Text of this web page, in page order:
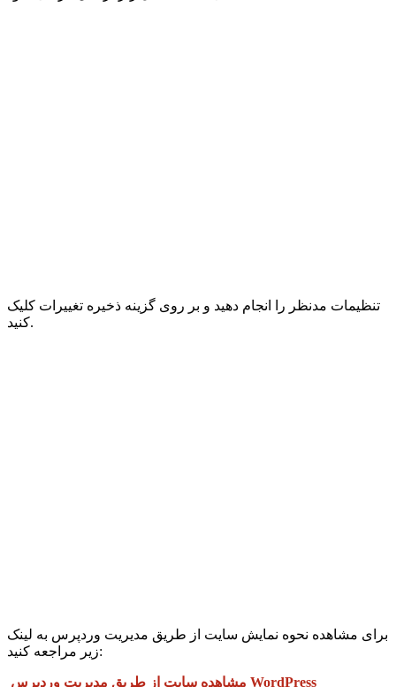
تنظیمات مدنظر را انجام دهید و بر روی گزینه ذخیره تغییرات کلیک
کنید.
برای مشاهده نحوه نمایش سایت از طریق مدیریت وردپرس به لینک
زیر مراجعه کنید:
مشاهده سایت از طریق مدیریت وردپرس WordPress